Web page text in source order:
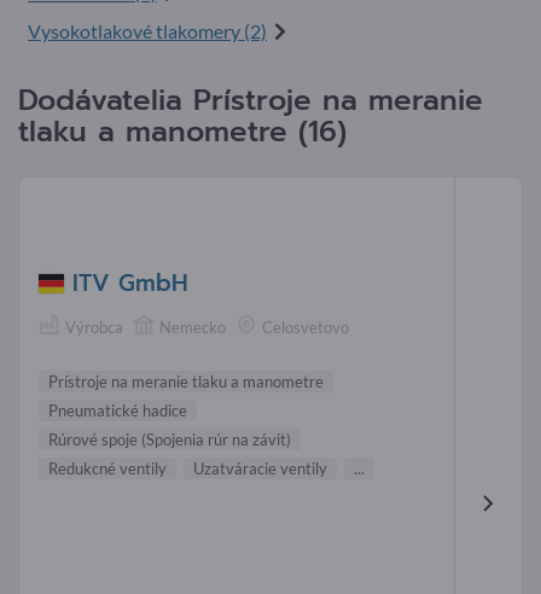
Vysokotlakové tlakomery (2)
Dodávatelia Prístroje na meranie
tlaku a manometre (16)
ITV GmbH
Výrobca Nemecko Celosvetovo
Prístroje na meranie tlaku a manometre
Pneumatické hadice
Rúrové spoje (Spojenia rúr na závit)
Redukcné ventily
Uzatváracie ventily ...